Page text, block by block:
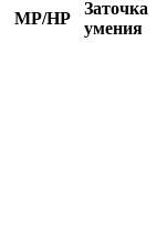
MP/HP
Заточка
умения